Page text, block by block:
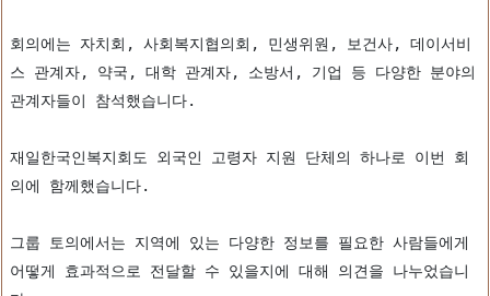
회의에는 자치회, 사회복지협의회, 민생위원, 보건사, 데이서비
스 관계자, 약국, 대학 관계자, 소방서, 기업 등 다양한 분야의
관계자들이 참석했습니다.
재일한국인복지회도 외국인 고령자 지원 단체의 하나로 이번 회
의에 함께했습니다.
그룹 토의에서는 지역에 있는 다양한 정보를 필요한 사람들에게
어떻게 효과적으로 전달할 수 있을지에 대해 의견을 나누었습니